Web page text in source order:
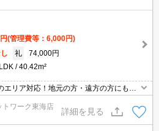
(管理費等：6,000円)
礼
74,000円
40.42m²
エリア対応！地元の方・遠方の方にも公
オンライン可！
トワーク東海店
詳細を見る